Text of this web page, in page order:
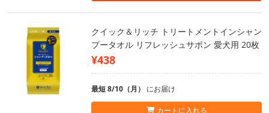
クイック＆リッチ トリートメントインシャン
プータオル リフレッシュサボン 愛犬用 20枚
¥438
最短 8/10（月） にお届け
カートに入れる